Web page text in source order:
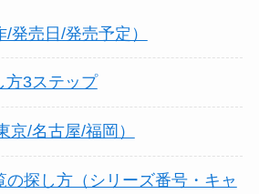
発売日/発売予定）
方3ステップ
京/名古屋/福岡）
の探し方（シリーズ番号・キャ